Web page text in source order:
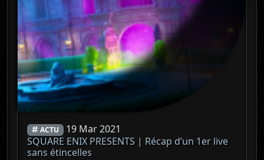
ACTU 19 Mar 2021
SQUARE ENIX PRESENTS | Récap d’un 1er live
sans étincelles